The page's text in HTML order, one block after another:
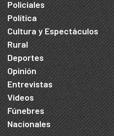
Policiales
Política
Cultura y Espectáculos
Rural
Deportes
Opinión
Entrevistas
Videos
Fúnebres
Nacionales